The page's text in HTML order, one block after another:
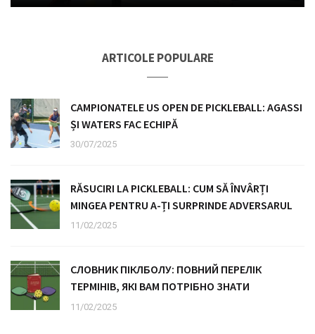
ARTICOLE POPULARE
CAMPIONATELE US OPEN DE PICKLEBALL: AGASSI
ȘI WATERS FAC ECHIPĂ
30/07/2025
RĂSUCIRI LA PICKLEBALL: CUM SĂ ÎNVÂRȚI
MINGEA PENTRU A-ȚI SURPRINDE ADVERSARUL
11/02/2025
СЛОВНИК ПІКЛБОЛУ: ПОВНИЙ ПЕРЕЛІК
ТЕРМІНІВ, ЯКІ ВАМ ПОТРІБНО ЗНАТИ
11/02/2025